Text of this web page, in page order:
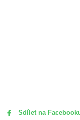
Sdílet na